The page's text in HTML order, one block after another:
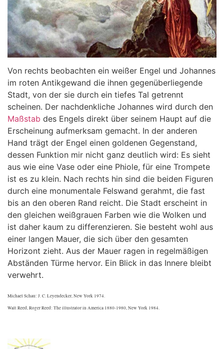
Von rechts beobachten ein weißer Engel und Johannes
im roten Antikgewand die ihnen gegenüberliegende
Stadt, von der sie durch ein tiefes Tal getrennt
scheinen. Der nachdenkliche Johannes wird durch den
Maßstab des Engels direkt über seinem Haupt auf die
Erscheinung aufmerksam gemacht. In der anderen
Hand trägt der Engel einen goldenen Gegenstand,
dessen Funktion mir nicht ganz deutlich wird: Es sieht
aus wie eine Vase oder eine Phiole, für eine Trompete
ist es zu klein. Nach rechts hin sind die beiden Figuren
durch eine monumentale Felswand gerahmt, die fast
bis an den oberen Rand reicht. Die Stadt erscheint in
den gleichen weißgrauen Farben wie die Wolken und
ist daher kaum zu differenzieren. Sie besteht wohl aus
einer langen Mauer, die sich über den gesamten
Horizont zieht. Aus der Mauer ragen in regelmäßigen
Abständen Türme hervor. Ein Blick in das Innere bleibt
verwehrt.
Michael Schau: J. C. Leyendecker, New York 1974.
Walt Reed, Roger Reed: The illustrator in America 1880-1980, New York 1984.